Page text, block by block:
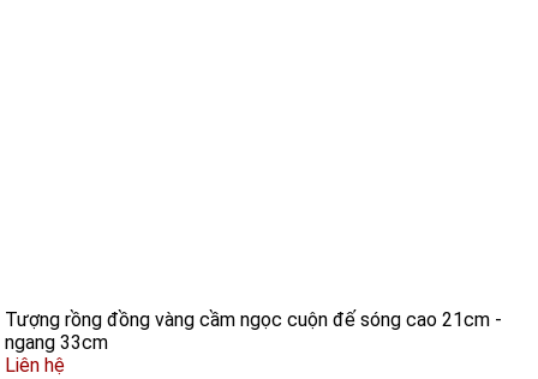
Tượng rồng đồng vàng cầm ngọc cuộn đế sóng cao 21cm -
ngang 33cm
Liên hệ